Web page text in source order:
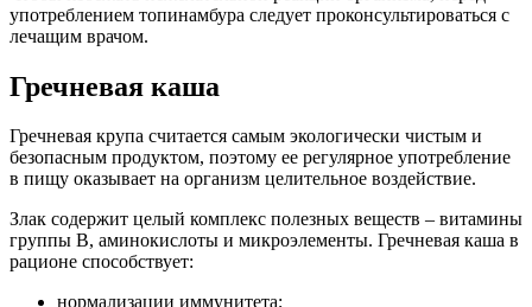
употреблением топинамбура следует проконсультироваться с
лечащим врачом.
Гречневая каша
Гречневая крупа считается самым экологически чистым и
безопасным продуктом, поэтому ее регулярное употребление
в пищу оказывает на организм целительное воздействие.
Злак содержит целый комплекс полезных веществ – витамины
группы В, аминокислоты и микроэлементы. Гречневая каша в
рационе способствует:
нормализации иммунитета;